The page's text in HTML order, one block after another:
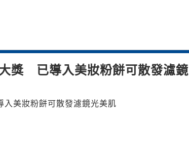
獎 已導入美妝粉餅可散發濾
美妝粉餅可散發濾鏡光美肌